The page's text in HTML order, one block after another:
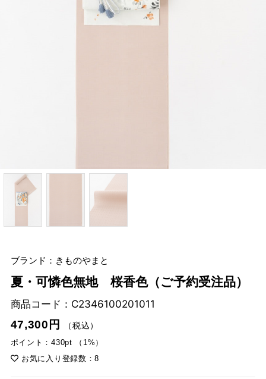
ブランド：きものやまと
夏・可憐色無地 桜香色（ご予約受注品）
商品コード： C2346100201011
47,300円
（税込）
ポイント：430pt （1%）
お気に入り登録数：8